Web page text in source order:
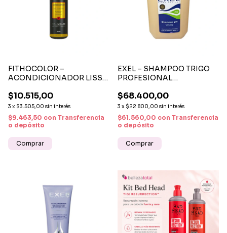
FITHOCOLOR –
ACONDICIONADOR LISS
HIDRATACIÓN 300ML
$10.515,00
3 x $3.505,00 sin interés
$9.463,50 con Transferencia
o depósito
EXEL – SHAMPOO TRIGO
PROFESIONAL
LIMPIEZA E HIDRATACIÓN
CAPILAR
$68.400,00
3 x $22.800,00 sin interés
$61.560,00 con Transferencia
o depósito